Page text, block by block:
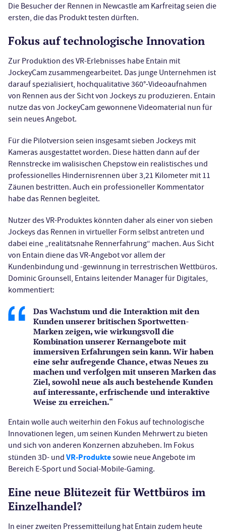
Die Besucher der Rennen in Newcastle am Karfreitag seien die
ersten, die das Produkt testen dürften.
Fokus auf technologische Innovation
Zur Produktion des VR-Erlebnisses habe Entain mit
JockeyCam zusammengearbeitet. Das junge Unternehmen ist
darauf spezialisiert, hochqualitative 360°-Videoaufnahmen
von Rennen aus der Sicht von Jockeys zu produzieren. Entain
nutze das von JockeyCam gewonnene Videomaterial nun für
sein neues Angebot.
Für die Pilotversion seien insgesamt sieben Jockeys mit
Kameras ausgestattet worden. Diese hätten dann auf der
Rennstrecke im walisischen Chepstow ein realistisches und
professionelles Hindernisrennen über 3,21 Kilometer mit 11
Zäunen bestritten. Auch ein professioneller Kommentator
habe das Rennen begleitet.
Nutzer des VR-Produktes könnten daher als einer von sieben
Jockeys das Rennen in virtueller Form selbst antreten und
dabei eine „realitätsnahe Rennerfahrung“ machen. Aus Sicht
von Entain diene das VR-Angebot vor allem der
Kundenbindung und -gewinnung in terrestrischen Wettbüros.
Dominic Grounsell, Entains leitender Manager für Digitales,
kommentiert:
Das Wachstum und die Interaktion mit den
Kunden unserer britischen Sportwetten-
Marken zeigen, wie wirkungsvoll die
Kombination unserer Kernangebote mit
immersiven Erfahrungen sein kann. Wir haben
eine sehr aufregende Chance, etwas Neues zu
machen und verfolgen mit unseren Marken das
Ziel, sowohl neue als auch bestehende Kunden
auf interessante, erfrischende und interaktive
Weise zu erreichen.“
Entain wolle auch weiterhin den Fokus auf technologische
Innovationen legen, um seinen Kunden Mehrwert zu bieten
und sich von anderen Konzernen abzuheben. Im Fokus
stünden 3D- und VR-Produktesowie neue Angebote im
Bereich E-Sport und Social-Mobile-Gaming.
Eine neue Blütezeit für Wettbüros im
Einzelhandel?
In einer zweiten Pressemitteilung hat Entain zudem heute